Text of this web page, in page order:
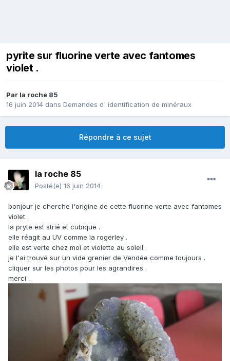
pyrite sur fluorine verte avec fantomes
violet .
Par la roche 85
16 juin 2014 dans Demandes d' identification de minéraux
Répondre à ce sujet
la roche 85
Posté(e) 16 juin 2014
bonjour je cherche l'origine de cette fluorine verte avec fantomes
violet .
la pryte est strié et cubique .
elle réagit au UV comme la rogerley .
elle est verte chez moi et violette au soleil .
je l'ai trouvé sur un vide grenier de Vendée comme toujours .
cliquer sur les photos pour les agrandires .
merci .